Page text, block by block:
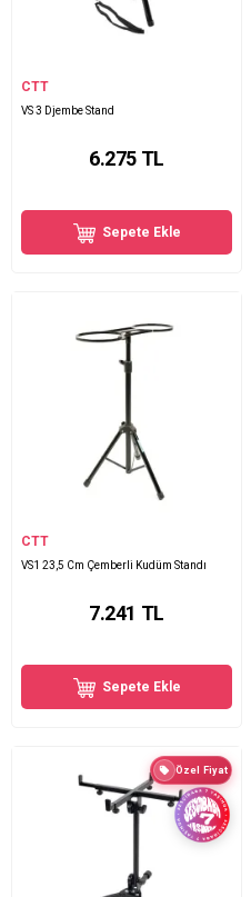
CTT
VS 3 Djembe Stand
6.275 TL
Sepete Ekle
CTT
VS1 23,5 Cm Çemberli Kudüm Standı
7.241 TL
Sepete Ekle
Özel Fiyat